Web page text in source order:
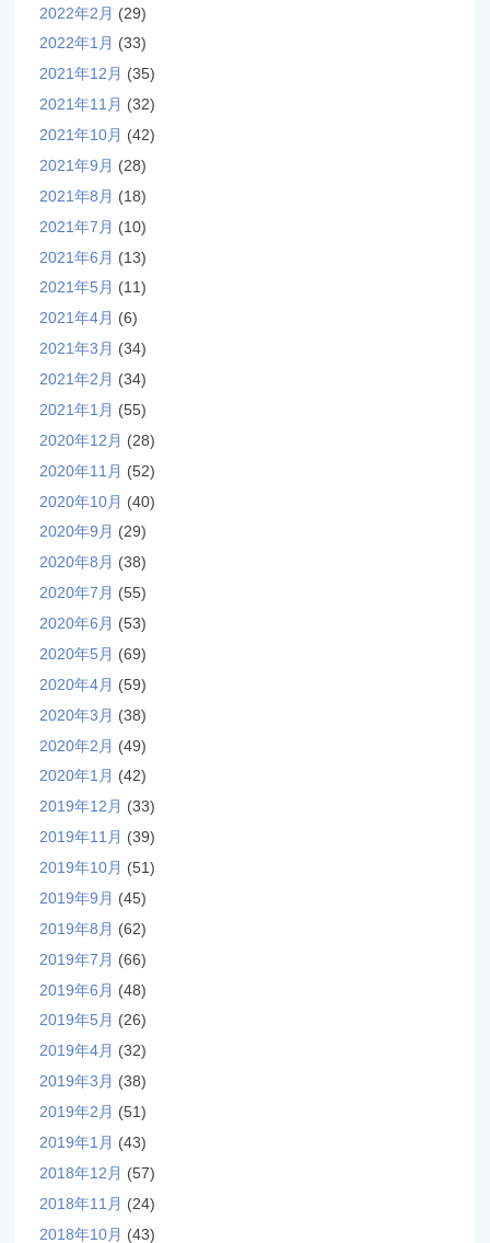
2022年2月 (29)
2022年1月 (33)
2021年12月 (35)
2021年11月 (32)
2021年10月 (42)
2021年9月 (28)
2021年8月 (18)
2021年7月 (10)
2021年6月 (13)
2021年5月 (11)
2021年4月 (6)
2021年3月 (34)
2021年2月 (34)
2021年1月 (55)
2020年12月 (28)
2020年11月 (52)
2020年10月 (40)
2020年9月 (29)
2020年8月 (38)
2020年7月 (55)
2020年6月 (53)
2020年5月 (69)
2020年4月 (59)
2020年3月 (38)
2020年2月 (49)
2020年1月 (42)
2019年12月 (33)
2019年11月 (39)
2019年10月 (51)
2019年9月 (45)
2019年8月 (62)
2019年7月 (66)
2019年6月 (48)
2019年5月 (26)
2019年4月 (32)
2019年3月 (38)
2019年2月 (51)
2019年1月 (43)
2018年12月 (57)
2018年11月 (24)
2018年10月 (43)